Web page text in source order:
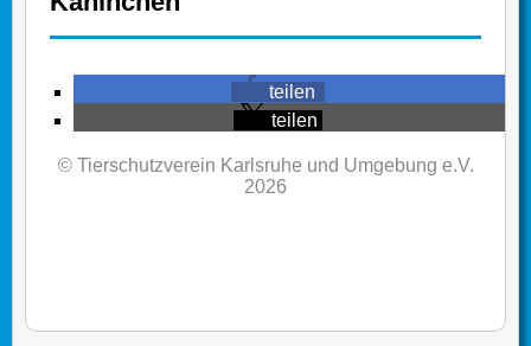
teilen
teilen
© Tierschutzverein Karlsruhe und Umgebung e.V.
2026